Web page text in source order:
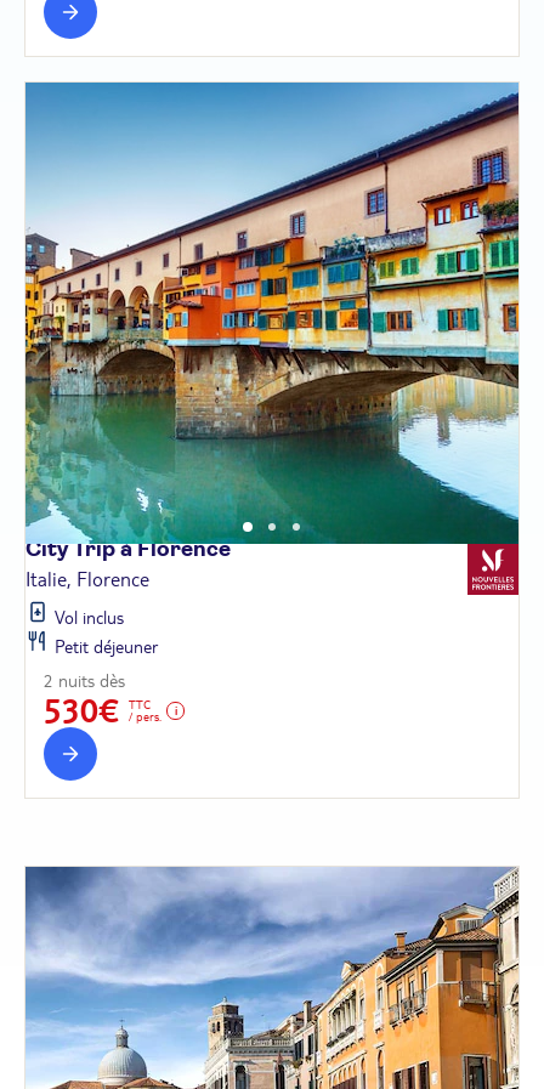
City Trip àFlorence
Italie, Florence
Vol inclus
Petit déjeuner
2 nuits dès
530€
TTC
/ pers.